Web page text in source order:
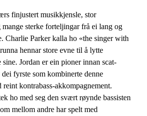
rs finjustert musikkjensle, stor
sterke forteljingarfrå ei lang og
Charlie Parker kalla ho «the singer with
hennar store evne til å lytte
Jordan er ein pioner innan scat-
fyrste som kombinerte denne
kontrabass-akkompagnement.
ho med seg den svært røynde bassisten
mellom andre har spelt med